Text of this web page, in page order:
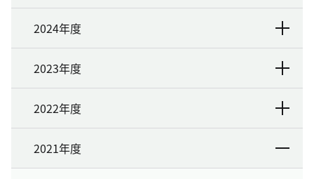
2024年度
2023年度
2022年度
2021年度